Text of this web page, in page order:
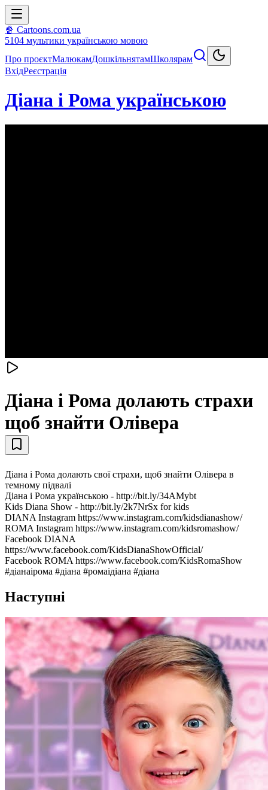
🍿 Cartoons.com.ua
5104 мультики українською мовою
Про проєктМалюкамДошкільнятамШколярам
ВхідРеєстрація
Діана і Рома українською
Діана і Рома долають страхи
щоб знайти Олівера
Діана і Рома долають свої страхи, щоб знайти Олівера в
темному підвалі
Діана і Рома українською - http://bit.ly/34AMybt
Kids Diana Show - http://bit.ly/2k7NrSx for kids
DIANA Instagram https://www.instagram.com/kidsdianashow/
ROMA Instagram https://www.instagram.com/kidsromashow/
Facebook DIANA
https://www.facebook.com/KidsDianaShowOfficial/
Facebook ROMA https://www.facebook.com/KidsRomaShow
#діанаірома #діана #ромаідіана #діана
Наступні